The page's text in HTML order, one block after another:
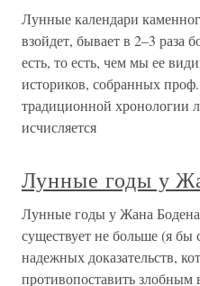
Лунные календари
взойдет, бывает в 2–3 раза
есть, то есть, чем мы ее
историков, собранных
традиционной хронологии
исчисляется
Лунные годы у
Лунные годы у Жана
существует не больше (я
надежных доказательств,
противопоставить